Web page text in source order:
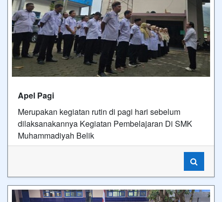
Apel Pagi
Merupakan kegiatan rutin di pagi hari sebelum
dilaksanakannya Kegiatan Pembelajaran Di SMK
Muhammadiyah Belik